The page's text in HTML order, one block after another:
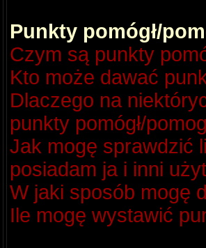
Punkty pomógł/
Czym są punkty
Kto może dawać
Dlaczego na
punkty pomógł/
Jak mogę sprawdzić
posiadam ja i inni
W jaki sposób mogę
Ile mogę wystawić